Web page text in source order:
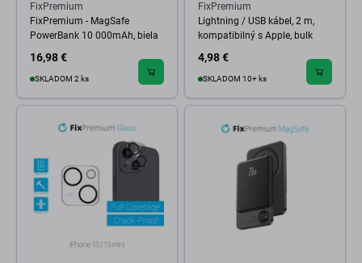
FixPremium
FixPremium - MagSafe
PowerBank 10 000mAh, biela
16,98 €
SKLADOM 2 ks
FixPremium
Lightning / USB kábel, 2 m,
kompatibilný s Apple, bulk
4,98 €
SKLADOM 10+ ks